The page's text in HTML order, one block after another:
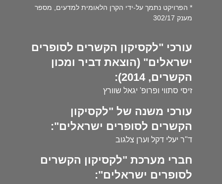
* הפרויקט נתמך על-ידי הקרן הלאומית למדעים, מספר
מענק 302/17
עורכי "לקסיקון הקשרים לסופרים
ישראלים" (הוצאת דביר ומכון
הקשרים, 2014):
זיסי סתווי ופרופ' יגאל שוורץ
עורכי משנה של "לקסיקון
הקשרים לסופרים ישראלים":
ד"ר יעלי דקל וערן צלגוב
חברי מערכת "לקסיקון הקשרים
לסופרים ישראלים":